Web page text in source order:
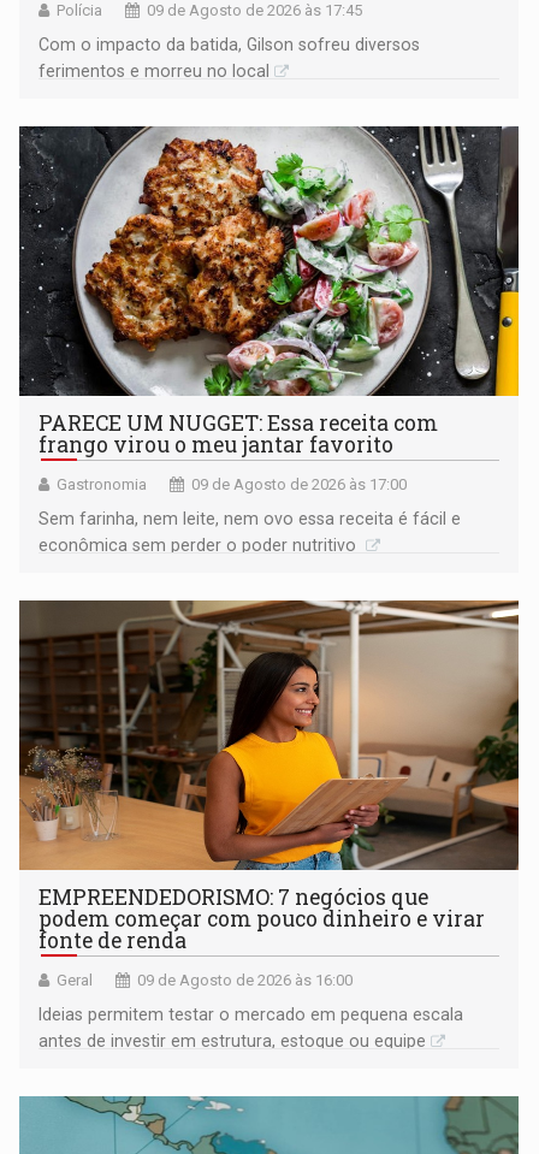
Polícia 09 de Agosto de 2026 às 17:45
​Com o impacto da batida, Gilson sofreu diversos
ferimentos e morreu no local
PARECE UM NUGGET: Essa receita com
frango virou o meu jantar favorito
Gastronomia 09 de Agosto de 2026 às 17:00
Sem farinha, nem leite, nem ovo essa receita é fácil e
econômica sem perder o poder nutritivo
EMPREENDEDORISMO: 7 negócios que
podem começar com pouco dinheiro e virar
fonte de renda
Geral 09 de Agosto de 2026 às 16:00
Ideias permitem testar o mercado em pequena escala
antes de investir em estrutura, estoque ou equipe